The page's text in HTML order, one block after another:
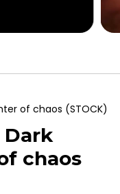
of chaos (STOCK)
Dark
chaos